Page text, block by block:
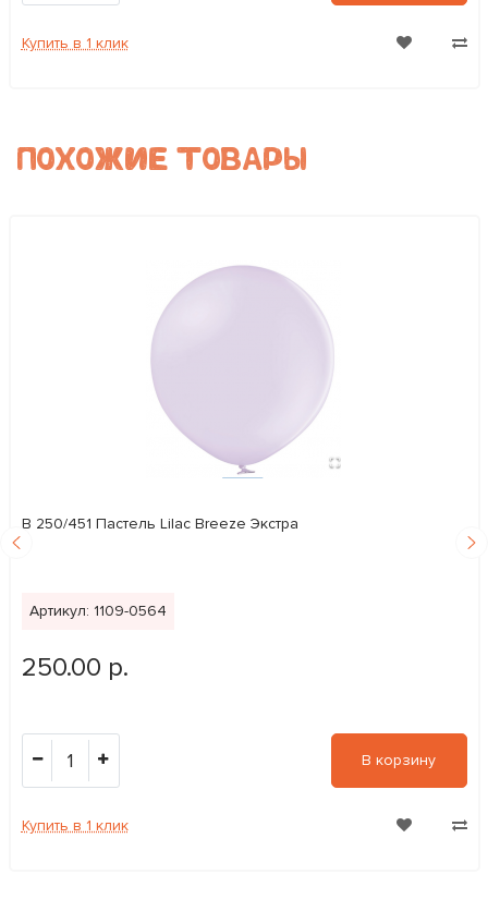
Купить в 1 клик
ПОХОЖИЕ ТОВАРЫ
В 250/451 Пастель Lilac Breeze Экстра
Артикул: 1109-0564
250.00 р.
1 В корзину
Купить в 1 клик